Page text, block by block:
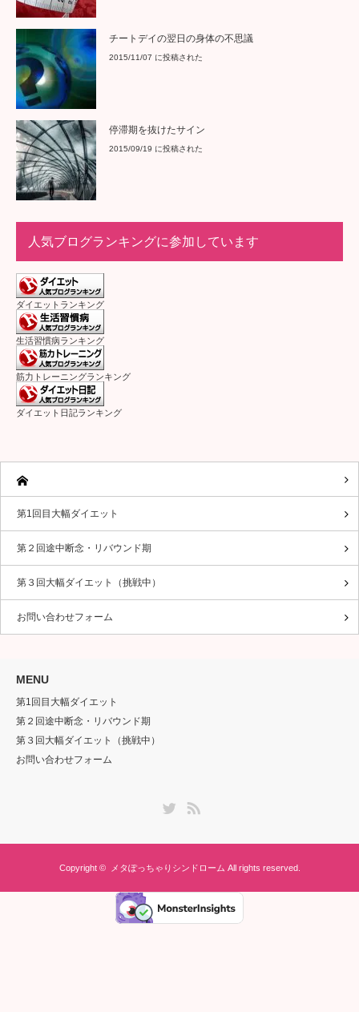
チートデイの翌日の身体の不思議
2015/11/07 に投稿された
停滞期を抜けたサイン
2015/09/19 に投稿された
人気ブログランキングに参加しています
ダイエットランキング
生活習慣病ランキング
筋力トレーニングランキング
ダイエット日記ランキング
第1回目大幅ダイエット
第２回途中断念・リバウンド期
第３回大幅ダイエット（挑戦中）
お問い合わせフォーム
MENU
第1回目大幅ダイエット
第２回途中断念・リバウンド期
第３回大幅ダイエット（挑戦中）
お問い合わせフォーム
Copyright © メタぽっちゃりシンドローム All rights reserved.